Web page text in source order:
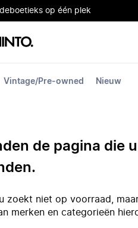
op één plek
Vintage/Pre-owned Nieuw
de pagina die
zoekt niet op voorraad,
merken en categorieën